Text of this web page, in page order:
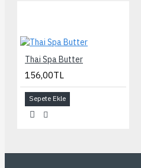
Thai Spa Butter
156,00TL
Sepete Ekle